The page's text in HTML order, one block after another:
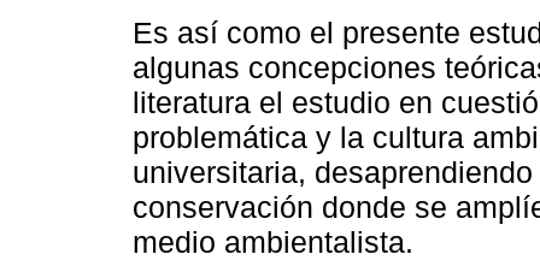
Es así como el presente
algunas concepciones
literatura el estudio en
problemática y la cultura
universitaria,
conservación donde se
medio ambientalista.